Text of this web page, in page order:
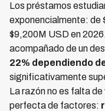
Los préstamos
exponencialmente: de
$9,200M USD en
acompañado de un
22% dependiendo
significativamente
La razón no es falta
perfecta de factores: